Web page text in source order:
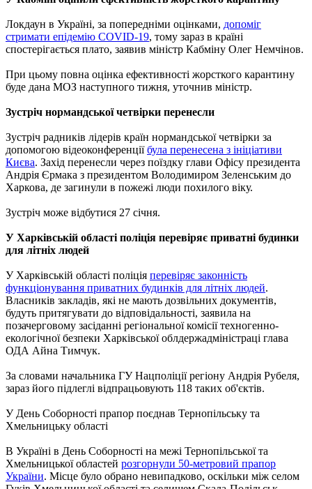
Локдаун в Україні, за попередніми оцінками, допоміг
стримати епідемію COVID-19, тому зараз в країні
спостерігається плато, заявив міністр Кабміну Олег Немчінов.
При цьому повна оцінка ефективності жорсткого карантину
буде дана МОЗ наступного тижня, уточнив міністр.
Зустріч нормандської четвірки перенесли
Зустріч радників лідерів країн нормандської четвірки за
допомогою відеоконференціїбула перенесена з ініціативи
Києва. Захід перенесли через поїздку глави Офісу президента
Андрія Єрмака з президентом Володимиром Зеленським до
Харкова, де загинули в пожежі люди похилого віку.
Зустріч може відбутися 27 січня.
У Харківській області поліція перевіряє приватні будинки
для літніх людей
У Харківській області поліція перевіряє законність
функціонування приватних будинків для літніх людей.
Власників закладів, які не мають дозвільних документів,
будуть притягувати до відповідальності, заявила на
позачерговому засіданні регіональної комісії техногенно-
екологічної безпеки Харківської облдержадміністраці глава
ОДА Айна Тимчук.
За словами начальника ГУ Нацполіції регіону Андрія Рубеля,
зараз його підлеглі відпрацьовують 118 таких об'єктів.
У День Соборності прапор поєднав Тернопільську та
Хмельницьку області
В Україні в День Соборності на межі Тернопільської та
Хмельницької областей розгорнули 50-метровий прапор
України. Місце було обрано невипадково, оскільки між селом